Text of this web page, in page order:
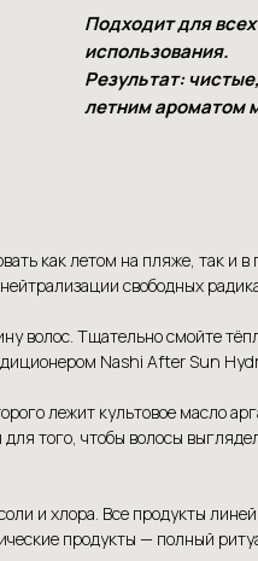
Подходит для
использования.
Результат:
летним ароматом
как летом на пляже, так и
свободных
волос. Тщательно смойте
Nashi After Sun
лежит культовое масло
того, чтобы волосы
и хлора. Все продукты
продукты — полный